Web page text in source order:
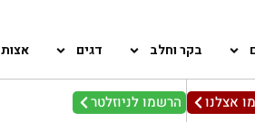
בקר וחלב דגים אצות
אצלנו הרשמו לניוזלטר